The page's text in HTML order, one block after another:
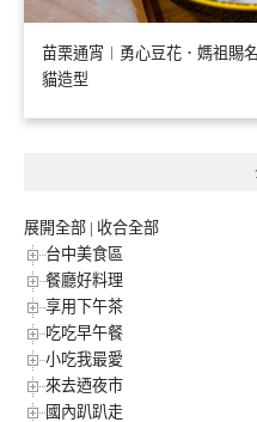
苗栗通宵︱勇心豆花．媽祖賜
貓造型
展開全部 | 收合全部
台中美食區
餐廳好料理
享用下午茶
吃吃早午餐
小吃我最愛
來去迺夜市
國內趴趴走